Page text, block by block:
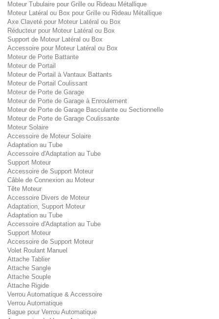
Moteur Tubulaire pour Grille ou Rideau Métallique
Moteur Latéral ou Box pour Grille ou Rideau Métallique
Axe Claveté pour Moteur Latéral ou Box
Réducteur pour Moteur Latéral ou Box
Support de Moteur Latéral ou Box
Accessoire pour Moteur Latéral ou Box
Moteur de Porte Battante
Moteur de Portail
Moteur de Portail à Vantaux Battants
Moteur de Portail Coulissant
Moteur de Porte de Garage
Moteur de Porte de Garage à Enroulement
Moteur de Porte de Garage Basculante ou Sectionnelle
Moteur de Porte de Garage Coulissante
Moteur Solaire
Accessoire de Moteur Solaire
Adaptation au Tube
Accessoire d'Adaptation au Tube
Support Moteur
Accessoire de Support Moteur
Câble de Connexion au Moteur
Tête Moteur
Accessoire Divers de Moteur
Adaptation, Support Moteur
Adaptation au Tube
Accessoire d'Adaptation au Tube
Support Moteur
Accessoire de Support Moteur
Volet Roulant Manuel
Attache Tablier
Attache Sangle
Attache Souple
Attache Rigide
Verrou Automatique & Accessoire
Verrou Automatique
Bague pour Verrou Automatique